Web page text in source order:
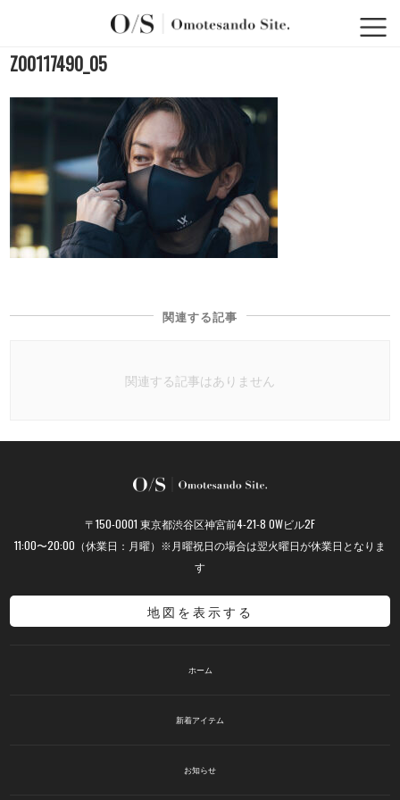
Z00117490_05
関連する記事
関連する記事はありません
〒150-0001 東京都渋谷区神宮前4-21-8 OWビル2F
11:00〜20:00（休業日：月曜）※月曜祝日の場合は翌火曜日が休業日となりま
す
地図を表示する
ホーム
新着アイテム
お知らせ